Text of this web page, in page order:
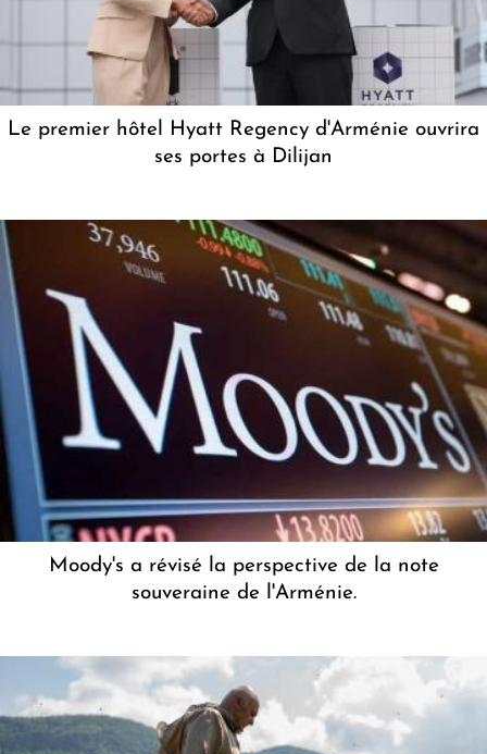
Le premier hôtel Hyatt Regency d'Arménie ouvrira
ses portes à Dilijan
Moody's a révisé la perspective de la note
souveraine de l'Arménie.